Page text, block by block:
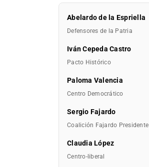
Abelardo de la Espriella
Defensores de la Patria
Iván Cepeda Castro
Pacto Histórico
Paloma Valencia
Centro Democrático
Sergio Fajardo
Coalición Fajardo Presidente
Claudia López
Centro-liberal